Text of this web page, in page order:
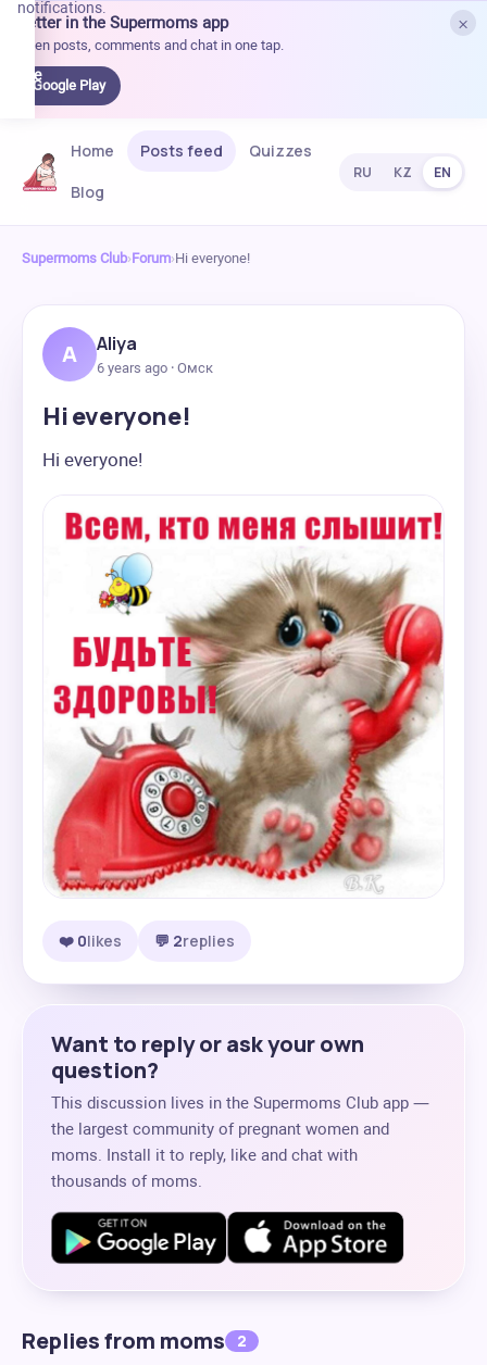
×
Better in the Supermoms app
Open posts, comments and chat in one tap.
Google Play
notifications.
Home Posts feed
Quizzes
Blog
RU KZ EN
Supermoms Club›Forum›Hi everyone!
A Aliya
6 years ago · Омск
Hi everyone!
Hi everyone!
❤️ 0likes 💬 2replies
Want to reply or ask your own
question?
This discussion lives in the Supermoms Club app —
the largest community of pregnant women and
moms. Install it to reply, like and chat with
thousands of moms.
Replies from moms 2